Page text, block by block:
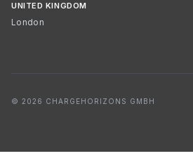
UNITED KINGDOM
London
© 2026 CHARGEHORIZONS GMBH